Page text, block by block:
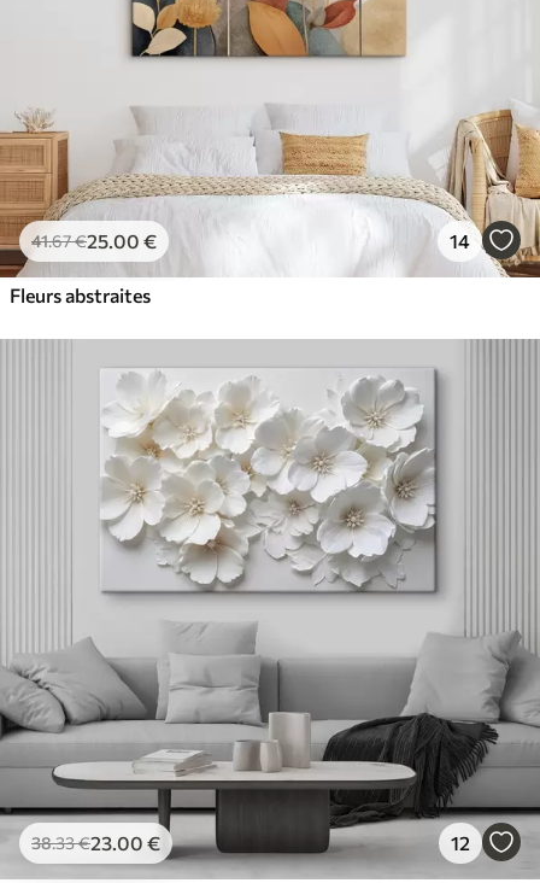
41.67€25.00 € 14
Fleurs abstraites
38.33€23.00 € 12